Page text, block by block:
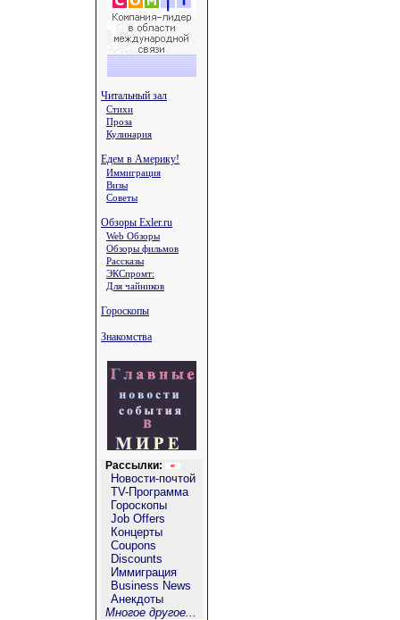
Читальный зал
Стихи
Проза
Кулинария
Едем в Америку!
Иммиграция
Визы
Советы
Обзоры Exler.ru
Web Обзоры
Обзоры фильмов
Рассказы
ЭКСпромт:
Для чайников
Гороскопы
Знакомства
Рассылки:
Новости-почтой
TV-Программа
Гороскопы
Job Offers
Концерты
Coupons
Discounts
Иммиграция
Business News
Анекдоты
Многое другое...